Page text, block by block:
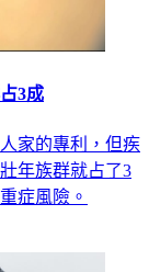
3成
家的專利，但疾
年族群就占了3
症風險。